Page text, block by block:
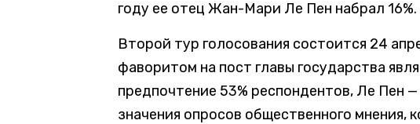
году ее отец Жан-Мари Ле Пен набрал 16%.
Второй тур голосования состоится 24
фаворитом на пост главы государства
предпочтение 53% респондентов, Ле Пен
значения опросов общественного мнения,